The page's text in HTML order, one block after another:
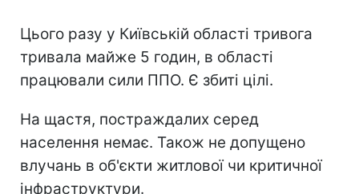
Цього разу у Київській області тривога
тривала майже 5 годин, в області
працювали сили ППО. Є збиті цілі.
На щастя, постраждалих серед
населення немає. Також не допущено
влучань в об'єкти житлової чи критичної
інфраструктури.